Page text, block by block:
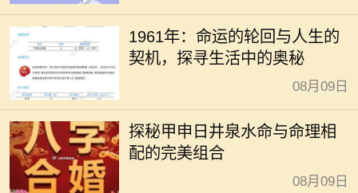
1961年：命运的轮回与人生的
契机，探寻生活中的奥秘
08月09日
探秘甲申日井泉水命与命理相
配的完美组合
08月09日